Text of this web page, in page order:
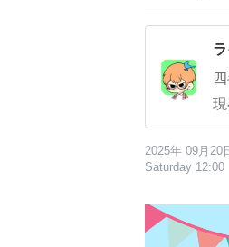
2025年 09月20
Saturday 12:00